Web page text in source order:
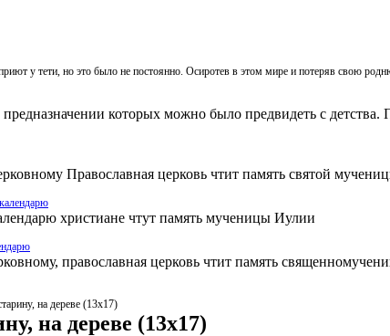
у тети, но это было не постоянно. Осиротев в этом мире и потеряв свою
которых можно было предвидеть с детства.
Православная церковь чтит память святой
христиане чтут память мученицы Иулии
православная церковь чтит память
на дереве (13х17)
на дереве (13х17)